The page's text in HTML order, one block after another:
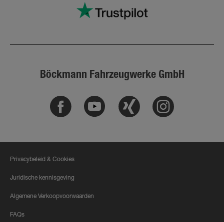
Böckmann Fahrzeugwerke GmbH
Facebook Youtube Xing Instagram
Privacybeleid & Cookies
Juridische kennisgeving
Algemene Verkoopvoorwaarden
FAQs